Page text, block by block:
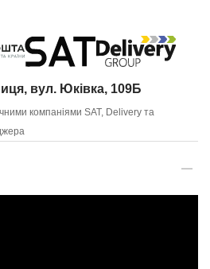
вул. Юківка, 109Б
компаніями SAT, Delivery та